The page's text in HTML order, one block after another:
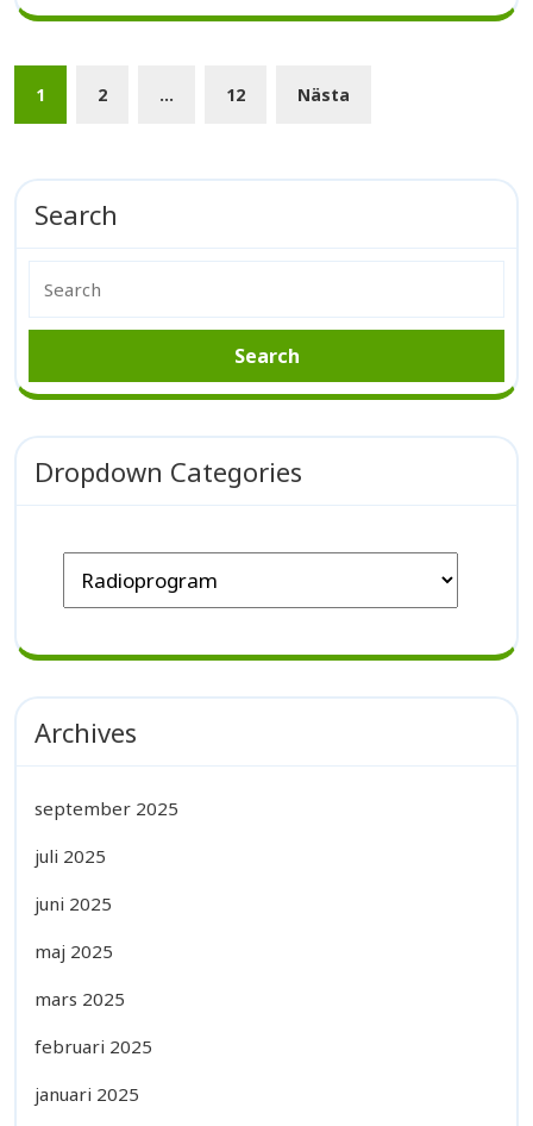
1 2 … 12 Nästa
Search
Dropdown Categories
Archives
september 2025
juli 2025
juni 2025
maj 2025
mars 2025
februari 2025
januari 2025